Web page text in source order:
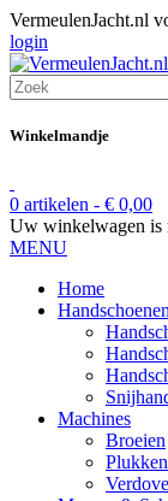
VermeulenJacht.nl
login
Winkelmandje
0 artikelen - € 0,00
Uw winkelwagen is
MENU
Home
Handschoenen
Machines
Broeien
Plukken